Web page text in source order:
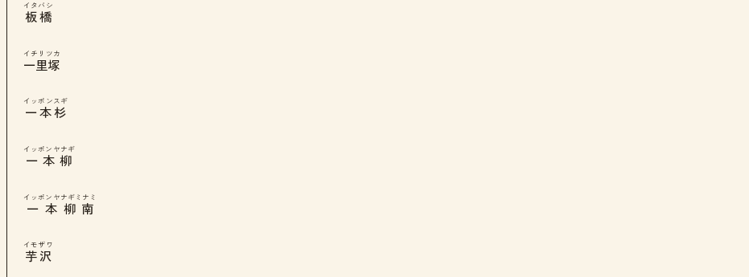
板橋
イタバシ
一里塚
イチリツカ
一本杉
イッポンスギ
一本柳
イッポンヤナギ
一本柳南
イッポンヤナギミナミ
芋沢
イモザワ